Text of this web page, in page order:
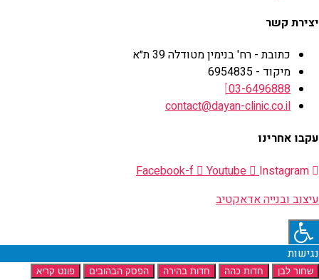
יצירת קשר
כתובת - רח' בנימין מטודלה 39 ת״א
מיקוד - 6954835
03-6496888
contact@dayan-clinic.co.il
עקבו אחרינו
Facebook-f
Youtube
Instagram
עיצוב ובנייה אדאקטיב
נגישות
שחור לבן חדות כהה חדות בהירה הפסק הבהובים
פונט קריא